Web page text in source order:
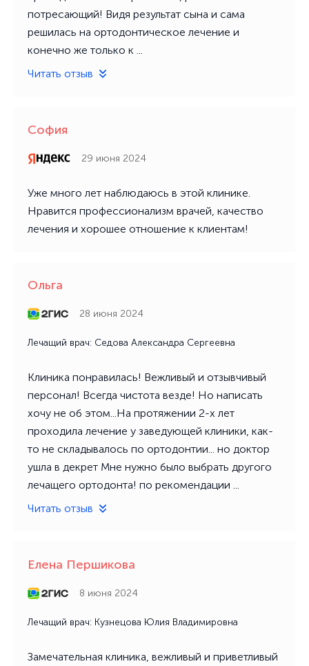
потресающий! Видя результат сына и сама
решилась на ортодонтическое лечение и
конечно же только к ...
Читать отзыв
София
29 июня 2024
Уже много лет наблюдаюсь в этой клинике.
Нравится профессионализм врачей, качество
лечения и хорошее отношение к клиентам!
Ольга
28 июня 2024
Лечащий врач: Седова Александра Сергеевна
Клиника понравилась! Вежливый и отзывчивый
персонал! Всегда чистота везде! Но написать
хочу не об этом...На протяжении 2-х лет
проходила лечение у заведующей клиники, как-
то не складывалось по ортодонтии... но доктор
ушла в декрет Мне нужно было выбрать другого
лечащего ортодонта! по рекомендации ...
Читать отзыв
​Елена Першикова
8 июня 2024
Лечащий врач: Кузнецова Юлия Владимировна
Замечательная клиника, вежливый и приветливый